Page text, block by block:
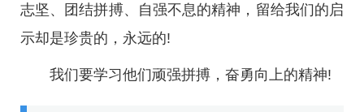
志坚、团结拼搏、自强不息的精神，留给我们的启
示却是珍贵的，永远的!
我们要学习他们顽强拼搏，奋勇向上的精神!